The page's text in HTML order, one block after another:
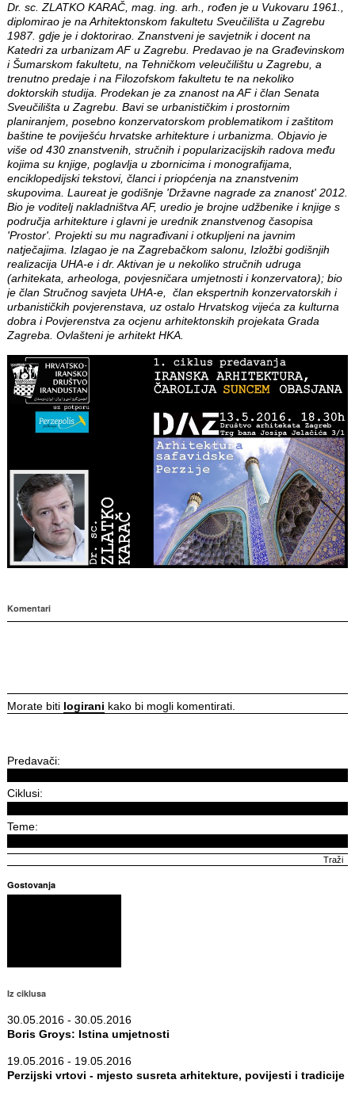
Dr. sc. ZLATKO KARAČ, mag. ing. arh., rođen je u Vukovaru 1961.,
diplomirao je na Arhitektonskom fakultetu Sveučilišta u Zagrebu
1987. gdje je i doktorirao. Znanstveni je savjetnik i docent na
Katedri za urbanizam AF u Zagrebu. Predavao je na Građevinskom
i Šumarskom fakultetu, na Tehničkom veleučilištu u Zagrebu, a
trenutno predaje i na Filozofskom fakultetu te na nekoliko
doktorskih studija. Prodekan je za znanost na AF i član Senata
Sveučilišta u Zagrebu. Bavi se urbanističkim i prostornim
planiranjem, posebno konzervatorskom problematikom i zaštitom
baštine te poviješću hrvatske arhitekture i urbanizma. Objavio je
više od 430 znanstvenih, stručnih i popularizacijskih radova među
kojima su knjige, poglavlja u zbornicima i monografijama,
enciklopedijski tekstovi, članci i priopćenja na znanstvenim
skupovima. Laureat je godišnje 'Državne nagrade za znanost' 2012.
Bio je voditelj nakladništva AF, uredio je brojne udžbenike i knjige s
područja arhitekture i glavni je urednik znanstvenog časopisa
'Prostor'. Projekti su mu nagrađivani i otkupljeni na javnim
natječajima. Izlagao je na Zagrebačkom salonu, Izložbi godišnjih
realizacija UHA-e i dr. Aktivan je u nekoliko stručnih udruga
(arhitekata, arheologa, povjesničara umjetnosti i konzervatora); bio
je član Stručnog savjeta UHA-e, član ekspertnih konzervatorskih i
urbanističkih povjerenstava, uz ostalo Hrvatskog vijeća za kulturna
dobra i Povjerenstva za ocjenu arhitektonskih projekata Grada
Zagreba. Ovlašteni je arhitekt HKA.
Komentari
Morate biti logirani kako bi mogli komentirati.
Predavači:
Ciklusi:
Teme:
Gostovanja
Iz ciklusa
30.05.2016 - 30.05.2016
Boris Groys: Istina umjetnosti
19.05.2016 - 19.05.2016
Perzijski vrtovi - mjesto susreta arhitekture, povijesti i tradicije